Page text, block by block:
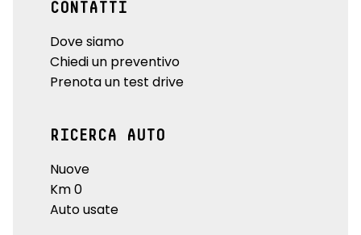
CONTATTI
Dove siamo
Chiedi un preventivo
Prenota un test drive
RICERCA AUTO
Nuove
Km 0
Auto usate